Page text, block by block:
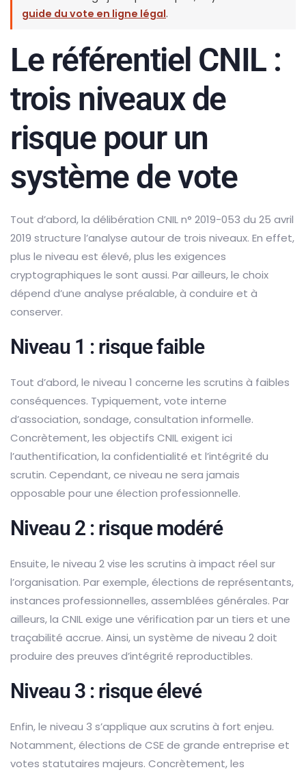
guide du vote en ligne légal.
Le référentiel CNIL :
trois niveaux de
risque pour un
système de vote
Tout d’abord, la délibération CNIL n° 2019-053 du 25 avril
2019 structure l’analyse autour de trois niveaux. En effet,
plus le niveau est élevé, plus les exigences
cryptographiques le sont aussi. Par ailleurs, le choix
dépend d’une analyse préalable, à conduire et à
conserver.
Niveau 1 : risque faible
Tout d’abord, le niveau 1 concerne les scrutins à faibles
conséquences. Typiquement, vote interne
d’association, sondage, consultation informelle.
Concrètement, les objectifs CNIL exigent ici
l’authentification, la confidentialité et l’intégrité du
scrutin. Cependant, ce niveau ne sera jamais
opposable pour une élection professionnelle.
Niveau 2 : risque modéré
Ensuite, le niveau 2 vise les scrutins à impact réel sur
l’organisation. Par exemple, élections de représentants,
instances professionnelles, assemblées générales. Par
ailleurs, la CNIL exige une vérification par un tiers et une
traçabilité accrue. Ainsi, un système de niveau 2 doit
produire des preuves d’intégrité reproductibles.
Niveau 3 : risque élevé
Enfin, le niveau 3 s’applique aux scrutins à fort enjeu.
Notamment, élections de CSE de grande entreprise et
votes statutaires majeurs. Concrètement, les